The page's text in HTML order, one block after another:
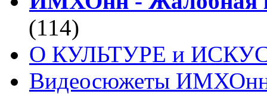
(114)
О КУЛЬТУРЕ и
Видеосюжеты